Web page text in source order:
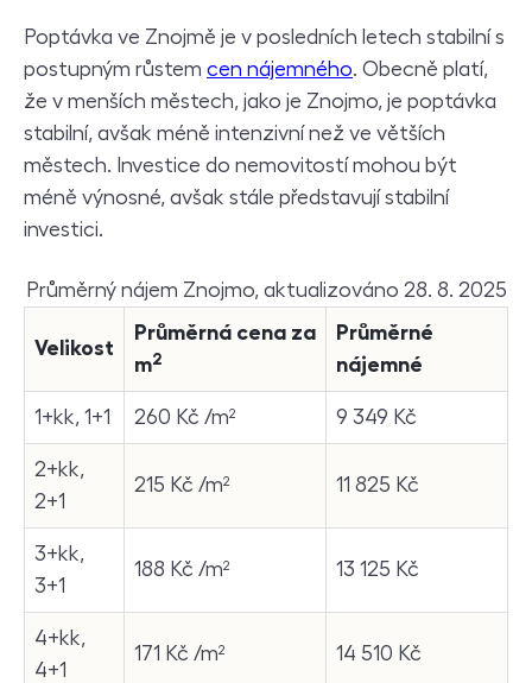
Poptávka ve Znojmě je v posledních letech stabilní s
postupným růstem cen nájemného. Obecně platí,
že v menších městech, jako je Znojmo, je poptávka
stabilní, avšak méně intenzivní než ve větších
městech. Investice do nemovitostí mohou být
méně výnosné, avšak stále představují stabilní
investici.
Průměrný nájem Znojmo, aktualizováno 28. 8. 2025
Velikost
Průměrná cena za
m2
Průměrné
nájemné
1+kk, 1+1 260 Kč /m² 9 349 Kč
2+kk,
2+1
215 Kč /m² 11 825 Kč
3+kk,
3+1
188 Kč /m² 13 125 Kč
4+kk,
4+1
171 Kč /m² 14 510 Kč